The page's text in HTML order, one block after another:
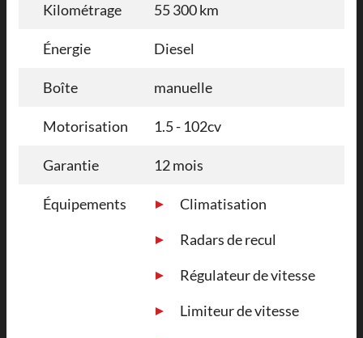
Kilométrage 55 300 km
Énergie Diesel
Boîte manuelle
Motorisation 1.5 - 102cv
Garantie 12 mois
Équipements
Climatisation
Radars de recul
Régulateur de vitesse
Limiteur de vitesse